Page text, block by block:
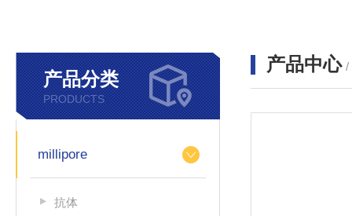
产品分类
PRODUCTS
millipore
抗体
产品中心 /